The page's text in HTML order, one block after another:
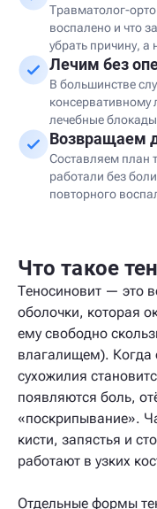
Травматолог-
воспалено и что
убрать причину, а
Лечим без
В большинстве
консервативному
лечебные
Возвращаем
Составляем план
работали без
повторного
Что такое
Теносиновит — это
оболочки, которая
ему свободно
влагалищем). Когда
сухожилия
появляются боль,
«поскрипывание».
кисти, запястья и
работают в узких
Отдельные формы